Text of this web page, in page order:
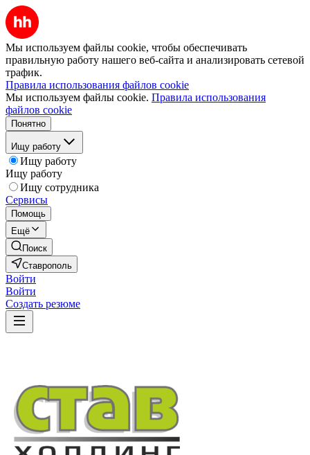
Мы используем файлы cookie, чтобы обеспечивать
правильную работу нашего веб-сайта и анализировать сетевой
трафик.
Правила использования файлов cookie
Мы используем файлы cookie. Правила использования
файлов cookie
Понятно
Ищу работу
Ищу работу
Ищу работу
Ищу сотрудника
Сервисы
Помощь
Ещё
Поиск
Ставрополь
Войти
Войти
Создать резюме